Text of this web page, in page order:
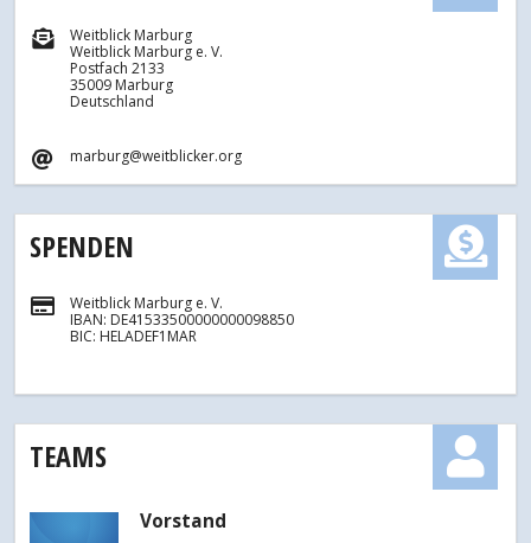
Weitblick Marburg
Weitblick Marburg e. V.
Postfach 2133
35009 Marburg
Deutschland
marburg@weitblicker.org
SPENDEN
Weitblick Marburg e. V.
IBAN: DE41533500000000098850
BIC: HELADEF1MAR
TEAMS
Vorstand